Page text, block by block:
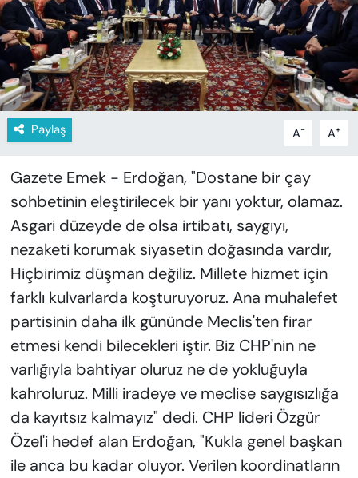
Paylaş A- A+
Gazete Emek - Erdoğan, "Dostane bir çay
sohbetinin eleştirilecek bir yanı yoktur, olamaz.
Asgari düzeyde de olsa irtibatı, saygıyı,
nezaketi korumak siyasetin doğasında vardır,
Hiçbirimiz düşman değiliz. Millete hizmet için
farklı kulvarlarda koşturuyoruz. Ana muhalefet
partisinin daha ilk gününde Meclis'ten firar
etmesi kendi bilecekleri iştir. Biz CHP'nin ne
varlığıyla bahtiyar oluruz ne de yokluğuyla
kahroluruz. Milli iradeye ve meclise saygısızlığa
da kayıtsız kalmayız" dedi. CHP lideri Özgür
Özel'i hedef alan Erdoğan, "Kukla genel başkan
ile anca bu kadar oluyor. Verilen koordinatların
KÜLTÜR-SANAT
MAGAZİN
ÖZEL HABER
YAZAR KÖŞESİ
SİYASET
VAN VE DİYARBAKIR HABERLERİ